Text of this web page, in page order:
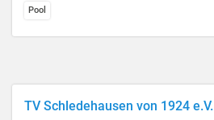
Pool
TV Schledehausen von 1924 e.V.